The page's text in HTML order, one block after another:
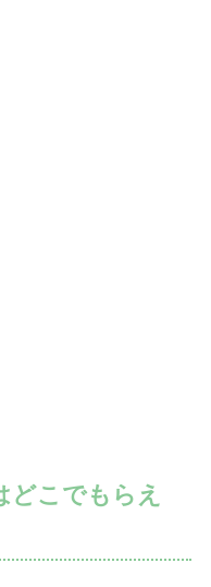
どこでもらえ